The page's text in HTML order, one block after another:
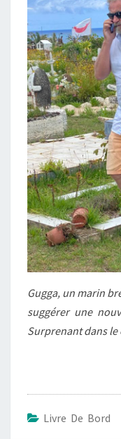
Gugga, un marin
suggérer une
Surprenant dans le
Livre De Bord